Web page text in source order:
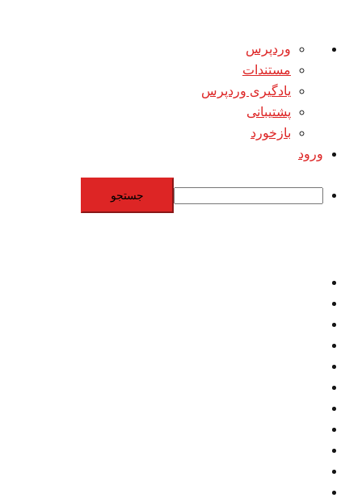
درباره
وردپرس
وردپرس
مستندات
یادگیری وردپرس
پشتیبانی
بازخورد
ورود
جستجو